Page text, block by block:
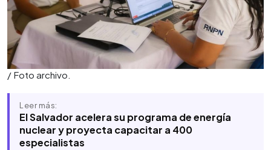
/ Foto archivo.
Leer más:
El Salvador acelera su programa de energía
nuclear y proyecta capacitar a 400
especialistas